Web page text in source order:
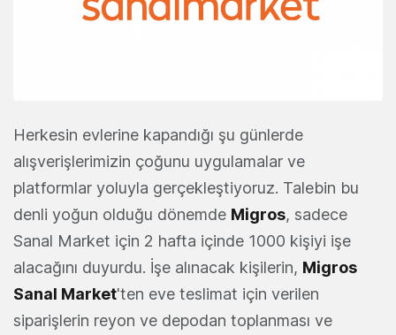
Herkesin evlerine kapandığı şu günlerde
alışverişlerimizin çoğunu uygulamalar ve
platformlar yoluyla gerçekleştiyoruz. Talebin bu
denli yoğun olduğu dönemde Migros, sadece
Sanal Market için 2 hafta içinde 1000 kişiyi işe
alacağını duyurdu. İşe alınacak kişilerin, Migros
Sanal Market'ten eve teslimat için verilen
siparişlerin reyon ve depodan toplanması ve